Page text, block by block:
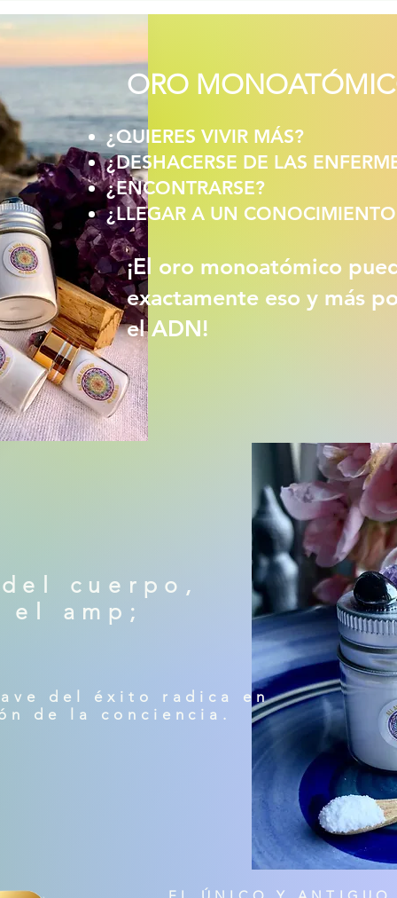
ORO
¿QUIERES VIVIR MÁS?
¿DESHACERSE DE LAS
¿ENCONTRARSE?
¿LLEGAR A UN CONOCIMIENTO
¡El oro monoatómico
exactamente eso y más
el ADN!
cuerpo,
el amp;
del éxito radica en
de la conciencia.